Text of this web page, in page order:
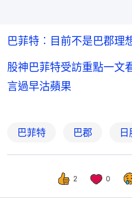
巴菲特︰目前不是巴郡理
股神巴菲特受訪重點一
言過早沽蘋果
巴菲特 巴郡 日
2 0